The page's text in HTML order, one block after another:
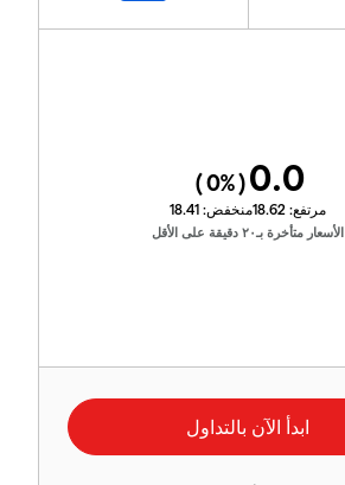
0.0
(
0%)
مرتفع: 18.62منخفض: 18.41
الأسعار متأخرة بـ٢٠ دقيقة على الأقل